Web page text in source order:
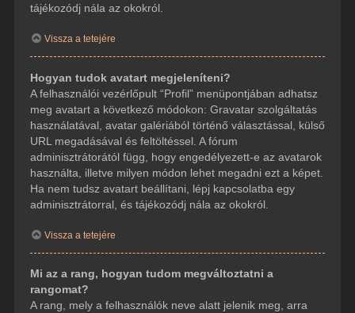
tájékozódj nála az okokról.
Vissza a tetejére
Hogyan tudok avatart megjeleníteni?
A felhasználói vezérlőpult “Profil” menüpontjában adhatsz
meg avatart a következő módokon: Gravatar szolgáltatás
használatával, avatar galériából történő választással, külső
URL megadásával és feltöltéssel. A fórum
adminisztrátorától függ, hogy engedélyezett-e az avatarok
használta, illetve milyen módon lehet megadni ezt a képet.
Ha nem tudsz avatart beállítani, lépj kapcsolatba egy
adminisztrátorral, és tájékozódj nála az okokról.
Vissza a tetejére
Mi az a rang, hogyan tudom megváltoztatni a
rangomat?
A rang, mely a felhasználók neve alatt jelenik meg, arra